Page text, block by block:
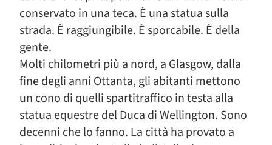
conservato in una teca. È una statua sulla
strada. È raggiungibile. È sporcabile. È della
gente.
Molti chilometri più a nord, a Glasgow, dalla
fine degli anni Ottanta, gli abitanti mettono
un cono di quelli spartitraffico in testa alla
statua equestre del Duca di Wellington. Sono
decenni che lo fanno. La città ha provato a